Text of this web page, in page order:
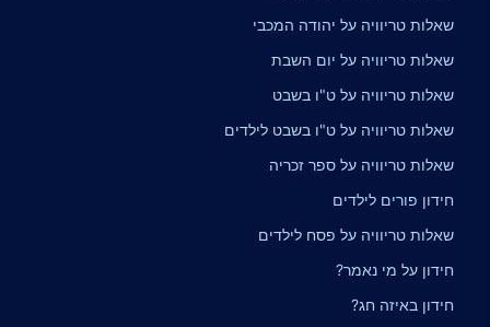
שאלות טריוויה על יהודה המכבי
שאלות טריוויה על יום השבת
שאלות טריוויה על ט"ו בשבט
שאלות טריוויה על ט"ו בשבט לילדים
שאלות טריוויה על ספר זכריה
חידון פורים לילדים
שאלות טריוויה על פסח לילדים
חידון על מי נאמר?
חידון באיזה חג?